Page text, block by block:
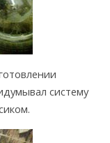
систему